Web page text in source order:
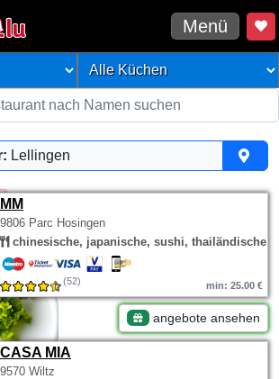
Menü
Lellingen
MM
9806 Parc Hosingen
chinesische, japanische, sushi, thailändische
(52) min: 25.00 €
angebote ansehen
CASA MIA
9570 Wiltz